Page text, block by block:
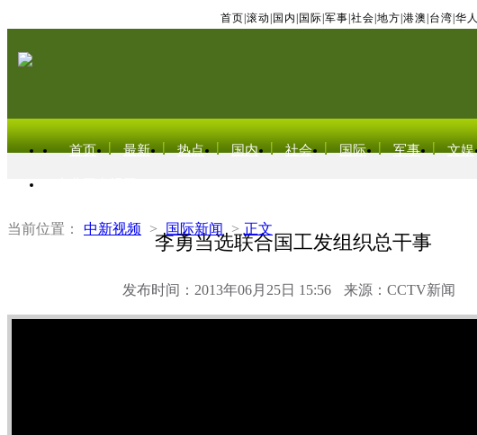
首页 滚动 国内 国际 军事 社会 地方 港澳 台湾 华人
首页 最新 热点 国内 社会 国际 军事 文娱
当前位置： 中新视频 > 国际新闻 > 正文
李勇当选联合国工发组织总干事
发布时间：2013年06月25日 15:56 来源：CCTV新闻